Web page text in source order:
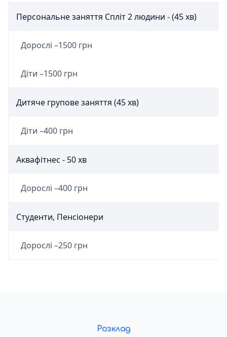
Персональне заняття Спліт 2 людини - (45 хв)
Дорослі –1500 грн
Діти –1500 грн
Дитяче групове заняття (45 хв)
Діти –400 грн
Аквафітнес - 50 хв
Дорослі –400 грн
Студенти, Пенсіонери
Дорослі –250 грн
Розклад